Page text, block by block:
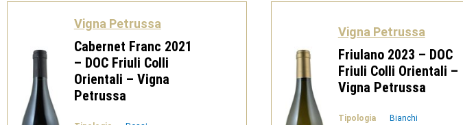
Vigna Petrussa
Cabernet Franc 2021
– DOC Friuli Colli
Orientali – Vigna
Petrussa
Vigna Petrussa
Friulano 2023 – DOC
Friuli Colli Orientali –
Vigna Petrussa
Tipologia
Bianchi